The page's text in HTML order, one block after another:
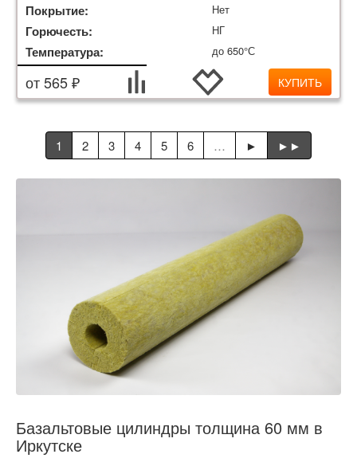
Покрытие: Нет
Горючесть: НГ
Температура: до 650°С
от 565 ₽ КУПИТЬ
1 2 3 4 5 6 … ► ►►
Базальтовые цилиндры толщина 60 мм в
Иркутске